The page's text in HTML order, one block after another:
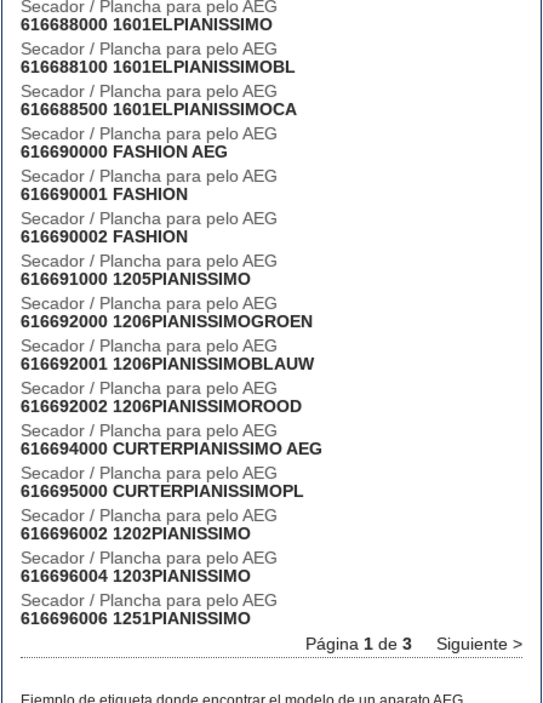
Secador / Plancha para pelo AEG
616688000 1601ELPIANISSIMO
Secador / Plancha para pelo AEG
616688100 1601ELPIANISSIMOBL
Secador / Plancha para pelo AEG
616688500 1601ELPIANISSIMOCA
Secador / Plancha para pelo AEG
616690000 FASHION AEG
Secador / Plancha para pelo AEG
616690001 FASHION
Secador / Plancha para pelo AEG
616690002 FASHION
Secador / Plancha para pelo AEG
616691000 1205PIANISSIMO
Secador / Plancha para pelo AEG
616692000 1206PIANISSIMOGROEN
Secador / Plancha para pelo AEG
616692001 1206PIANISSIMOBLAUW
Secador / Plancha para pelo AEG
616692002 1206PIANISSIMOROOD
Secador / Plancha para pelo AEG
616694000 CURTERPIANISSIMO AEG
Secador / Plancha para pelo AEG
616695000 CURTERPIANISSIMOPL
Secador / Plancha para pelo AEG
616696002 1202PIANISSIMO
Secador / Plancha para pelo AEG
616696004 1203PIANISSIMO
Secador / Plancha para pelo AEG
616696006 1251PIANISSIMO
Página 1 de 3 Siguiente >